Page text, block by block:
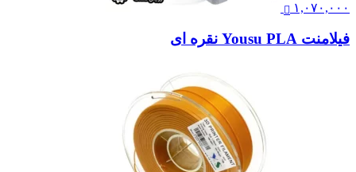
۱,۰۷۰,۰۰۰
فیلامنت Yousu PLA نقره ای